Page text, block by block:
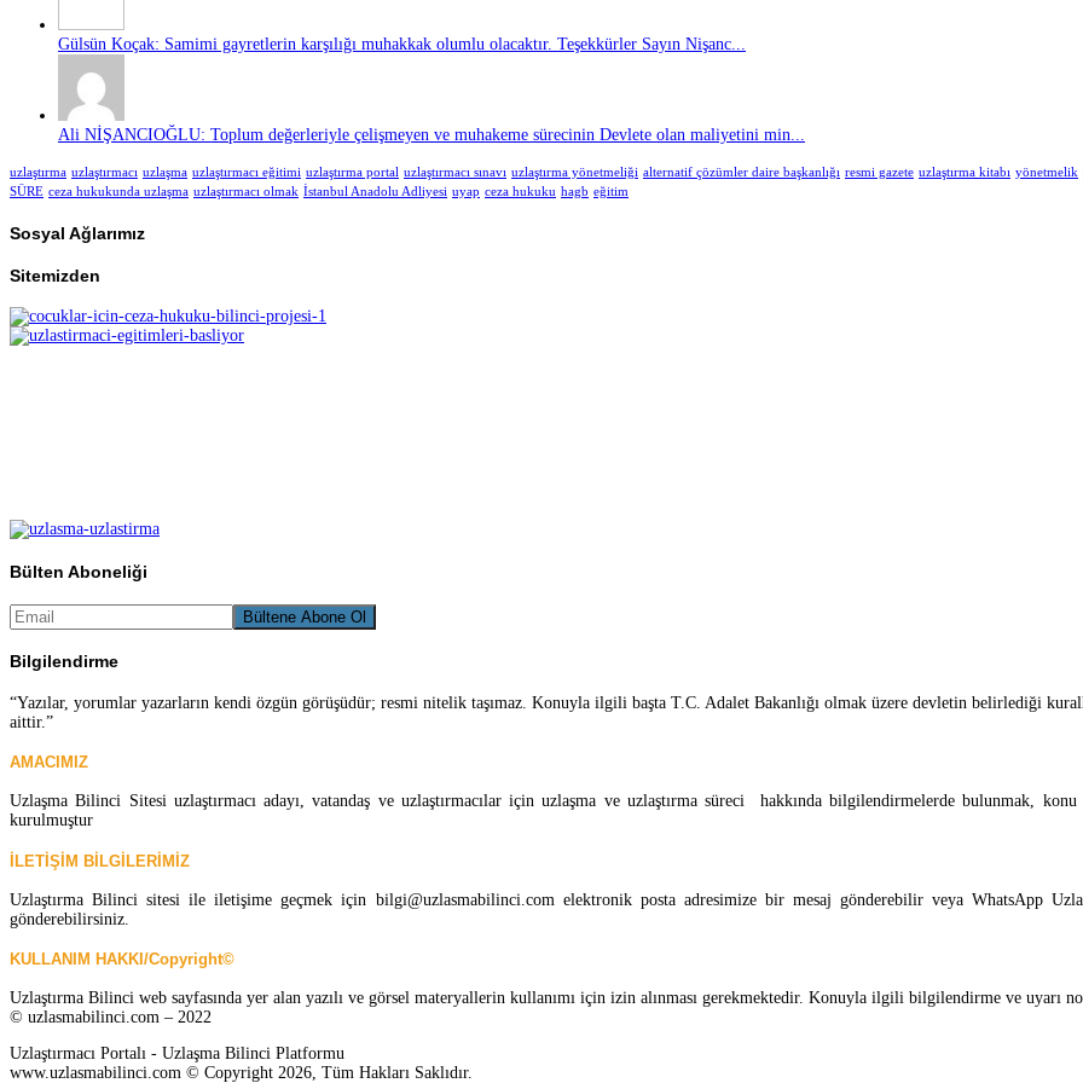
Gülsün Koçak: Samimi gayretlerin karşılığı muhakkak olumlu olacaktır. Teşekkürler Sayın Nişanc...
Ali NİŞANCIOĞLU: Toplum değerleriyle çelişmeyen ve muhakeme sürecinin Devlete olan maliyetini min...
uzlaştırma uzlaştırmacı uzlaşma uzlaştırmacı eğitimi uzlaştırma portal uzlaştırmacı sınavı uzlaştırma yönetmeliği alternatif çözümler daire başkanlığı resmi gazete uzlaştırma kitabı yönetmelik
SÜRE ceza hukukunda uzlaşma uzlaştırmacı olmak İstanbul Anadolu Adliyesi uyap ceza hukuku hagb eğitim
Sosyal Ağlarımız
Sitemizden
Bülten Aboneliği
Bilgilendirme
“Yazılar, yorumlar yazarların kendi özgün görüşüdür; resmi nitelik taşımaz. Konuyla ilgili başta T.C. Adalet Bakanlığı olmak üzere devletin belirlediği
aittir.”
AMACIMIZ
Uzlaşma Bilinci Sitesi uzlaştırmacı adayı, vatandaş ve uzlaştırmacılar için uzlaşma ve uzlaştırma süreci hakkında bilgilendirmelerde bulunmak,
kurulmuştur
İLETİŞİM BİLGİLERİMİZ
Uzlaştırma Bilinci sitesi ile iletişime geçmek için bilgi@uzlasmabilinci.com elektronik posta adresimize bir mesaj gönderebilir veya WhatsApp
gönderebilirsiniz.
KULLANIM HAKKI/Copyright©
Uzlaştırma Bilinci web sayfasında yer alan yazılı ve görsel materyallerin kullanımı için izin alınması gerekmektedir. Konuyla ilgili bilgilendirme ve uyarı
© uzlasmabilinci.com – 2022
Uzlaştırmacı Portalı - Uzlaşma Bilinci Platformu
www.uzlasmabilinci.com © Copyright 2026, Tüm Hakları Saklıdır.